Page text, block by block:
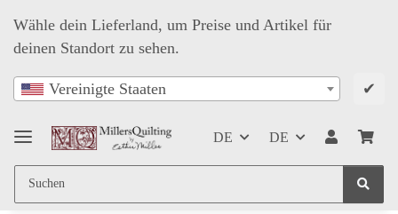
Wähle dein Lieferland, um Preise und Artikel für
deinen Standort zu sehen.
Vereinigte Staaten ✔
DE DE